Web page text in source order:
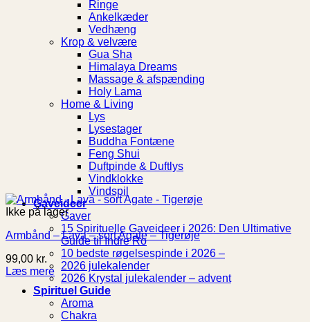
Ringe
Ankelkæder
Vedhæng
Krop & velvære
Gua Sha
Himalaya Dreams
Massage & afspænding
Holy Lama
Home & Living
Lys
Lysestager
Buddha Fontæne
Feng Shui
Duftpinde & Duftlys
Vindklokke
Vindspil
Gaveideer
Gaver
15 Spirituelle Gaveideer i 2026: Den Ultimative
Guide til Indre Ro
10 bedste røgelsespinde i 2026 –
2026 julekalender
2026 Krystal julekalender – advent
Spirituel Guide
Aroma
Chakra
Ikke på lager
Armbånd – Lava – sort Agate – Tigerøje
99,00 kr.
Læs mere